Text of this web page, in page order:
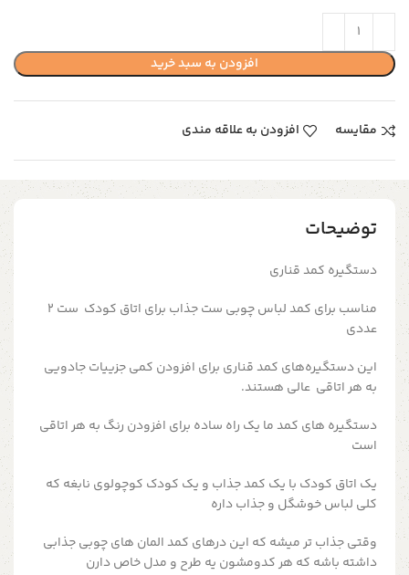
افزودن به سبد خرید
مقایسه افزودن به علاقه مندی
توضیحات
دستگیره کمد قناری
مناسب برای کمد لباس چوبی ست جذاب برای اتاق کودک ست 2
عددی
این دستگیره‌های کمدقناری برای افزودن کمی جزییات جادویی
به هر اتاقی عالی هستند.
دستگیره های کمد ما یک راه ساده برای افزودن رنگ به هر اتاقی
است
یک اتاق کودک با یک کمد جذاب و یک کودک کوچولوی نابغه که
کلی لباس خوشگل و جذاب داره
وقتی جذاب تر میشه که این درهای کمد المان های چوبی جذابی
داشته باشه که هر کدومشون یه طرح و مدل خاص دارن